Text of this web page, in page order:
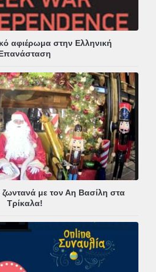
αφιέρωμα στην Ελληνική
ζωντανά με τον Αη Βασίλη στα
Τρίκαλα!